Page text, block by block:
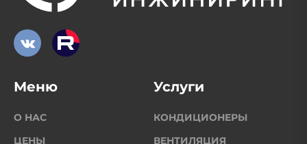
Меню
О НАС
ЦЕНЫ
Услуги
КОНДИЦИОНЕРЫ
ВЕНТИЛЯЦИЯ